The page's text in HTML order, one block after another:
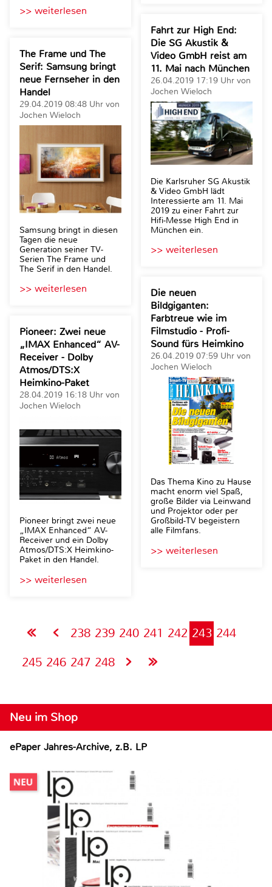
>> weiterlesen
The Frame und The
Serif: Samsung bringt
neue Fernseher in den
Handel
29.04.2019 08:48 Uhr von
Jochen Wieloch
Samsung bringt in diesen
Tagen die neue
Generation seiner TV-
Serien The Frame und
The Serif in den Handel.
>> weiterlesen
Pioneer: Zwei neue
„IMAX Enhanced“ AV-
Receiver - Dolby
Atmos/DTS:X
Heimkino-Paket
28.04.2019 16:18 Uhr von
Jochen Wieloch
Pioneer bringt zwei neue
„IMAX Enhanced“ AV-
Receiver und ein Dolby
Atmos/DTS:X Heimkino-
Paket in den Handel.
>> weiterlesen
Fahrt zur High End:
Die SG Akustik &
Video GmbH reist am
11. Mai nach München
26.04.2019 17:19 Uhr von
Jochen Wieloch
Die Karlsruher SG Akustik
& Video GmbH lädt
Interessierte am 11. Mai
2019 zu einer Fahrt zur
Hifi-Messe High End in
München ein.
>> weiterlesen
Die neuen
Bildgiganten:
Farbtreue wie im
Filmstudio - Profi-
Sound fürs Heimkino
26.04.2019 07:59 Uhr von
Jochen Wieloch
Das Thema Kino zu Hause
macht enorm viel Spaß,
große Bilder via Leinwand
und Projektor oder per
Großbild-TV begeistern
alle Filmfans.
>> weiterlesen
238 239 240 241 242 243 244
245 246 247 248
Neu im Shop
ePaper Jahres-Archive, z.B. LP